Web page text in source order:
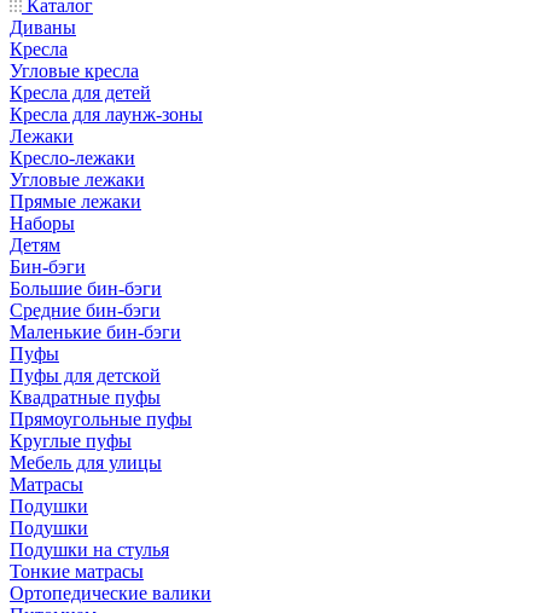
Каталог
Диваны
Кресла
Угловые кресла
Кресла для детей
Кресла для лаунж-зоны
Лежаки
Кресло-лежаки
Угловые лежаки
Прямые лежаки
Наборы
Детям
Бин-бэги
Большие бин-бэги
Средние бин-бэги
Маленькие бин-бэги
Пуфы
Пуфы для детской
Квадратные пуфы
Прямоугольные пуфы
Круглые пуфы
Мебель для улицы
Матрасы
Подушки
Подушки
Подушки на стулья
Тонкие матрасы
Ортопедические валики